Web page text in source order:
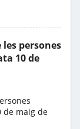
persones
10 de
de maig de